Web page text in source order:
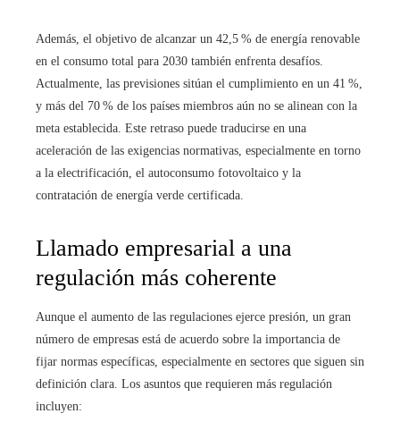
Además, el objetivo de alcanzar un 42,5 % de energía renovable
en el consumo total para 2030 también enfrenta desafíos.
Actualmente, las previsiones sitúan el cumplimiento en un 41 %,
y más del 70 % de los países miembros aún no se alinean con la
meta establecida. Este retraso puede traducirse en una
aceleración de las exigencias normativas, especialmente en torno
a la electrificación, el autoconsumo fotovoltaico y la
contratación de energía verde certificada.
Llamado empresarial a una
regulación más coherente
Aunque el aumento de las regulaciones ejerce presión, un gran
número de empresas está de acuerdo sobre la importancia de
fijar normas específicas, especialmente en sectores que siguen sin
definición clara. Los asuntos que requieren más regulación
incluyen: